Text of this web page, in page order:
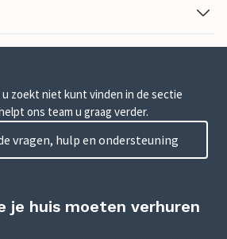
zoekt niet kunt vinden in de sectie
ons team u graag verder.
vragen, hulp en ondersteuning
je huis moeten verhuren